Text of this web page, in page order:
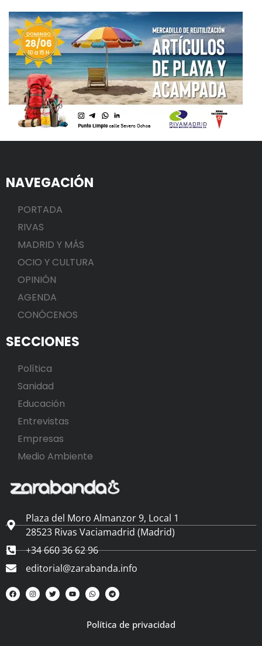
NAVEGACIÓN
PORTADA
RIVAS
MADRID Y MÁS
OCIO Y CULTURA
OPINIÓN
AGENDA
CONÓCENOS
SECCIONES
Política
Sanidad
Educación
Entrevistas
Empresas
Medio Ambiente
Plaza del Moro Almanzor 9, Local 1
28523 Rivas Vaciamadrid (Madrid)
+34 660 36 62 96
editorial@zarabanda.info
Política de privacidad